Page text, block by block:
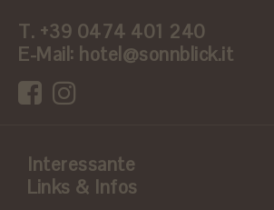
T. +39 0474 401 240
E-Mail: hotel@sonnblick.it
Interessante
Links & Infos